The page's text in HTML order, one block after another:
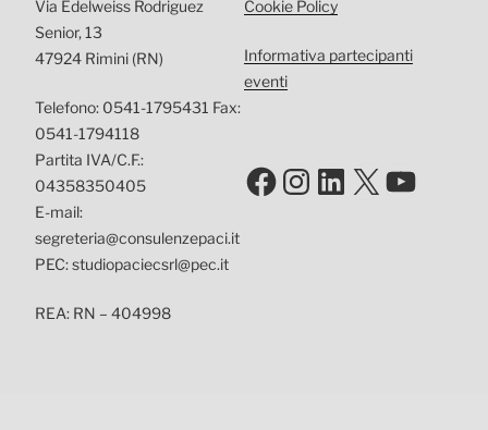
Via Edelweiss Rodriguez
Senior, 13
47924 Rimini (RN)
Telefono: 0541-1795431 Fax:
0541-1794118
Partita IVA/C.F.:
04358350405
E-mail:
segreteria@consulenzepaci.it
PEC: studiopaciecsrl@pec.it
REA: RN – 404998
Cookie Policy
Informativa partecipanti
eventi
Facebook
Instagram
LinkedIn
X